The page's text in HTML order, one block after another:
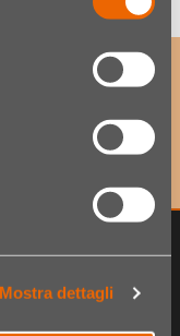
Mostra dettagli